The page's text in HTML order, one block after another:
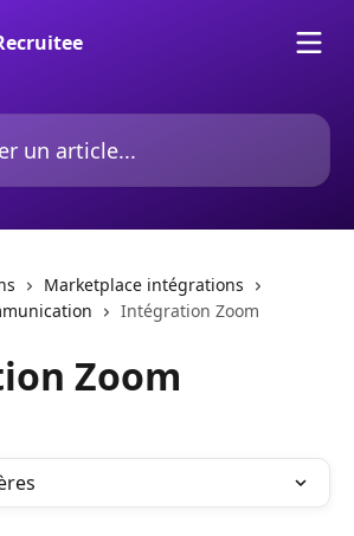
Marketplace intégrations
Intégration Zoom
Zoom